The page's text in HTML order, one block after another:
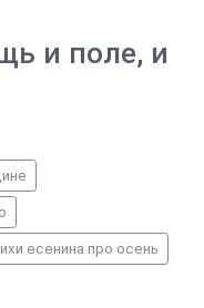
и поле, и
есенина про осень